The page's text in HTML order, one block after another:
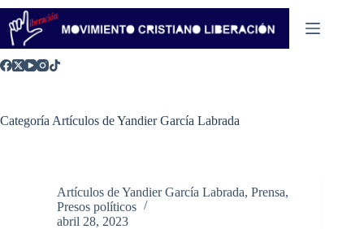
Saltar
contenido
Categoría Artículos de Yandier García Labrada
Artículos de Yandier García Labrada, Prensa,
Presos políticos
abril 28, 2023